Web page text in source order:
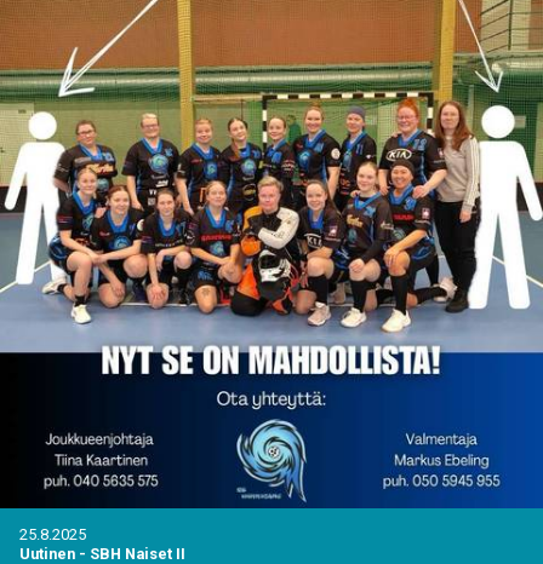
25.8.2025
Uutinen - SBH Naiset II